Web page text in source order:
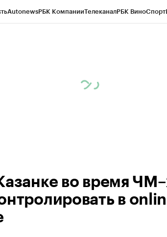
AutonewsРБК КомпанииТелеканалРБК ВиноСпорт
во время
в